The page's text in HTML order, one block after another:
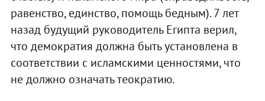
равенство, единство, помощь бедным). 7 лет
назад будущий руководитель Египта верил,
что демократия должна быть установлена в
соответствии с исламскими ценностями, что
не должно означать теократию.